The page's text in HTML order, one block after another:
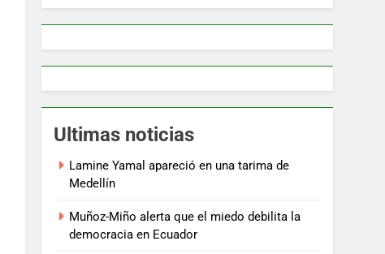
Ultimas noticias
Lamine Yamal apareció en una tarima de
Medellín
Muñoz-Miño alerta que el miedo debilita la
democracia en Ecuador